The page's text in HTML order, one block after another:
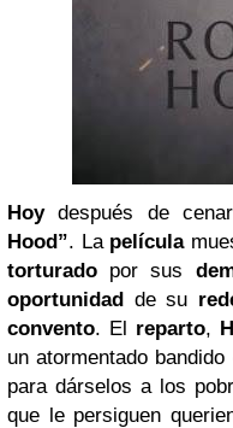
Hoydespués de
Hood”. La película
torturado por sus
oportunidad de su
convento. El reparto,
un atormentado
para dárselos a los
que le persiguen